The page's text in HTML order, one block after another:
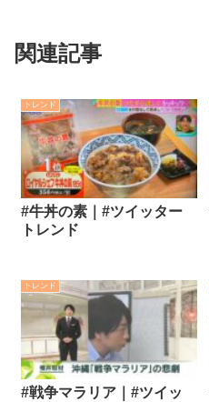
関連記事
トレンド
#牛丼の素｜#ツイッター
トレンド
トレンド
#戦争マラリア｜#ツイッ